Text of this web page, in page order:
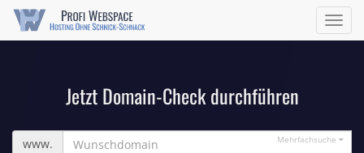
ein/
Jetzt Domain-Check durchführen
Wunschdomain
www. Mehrfachsuche